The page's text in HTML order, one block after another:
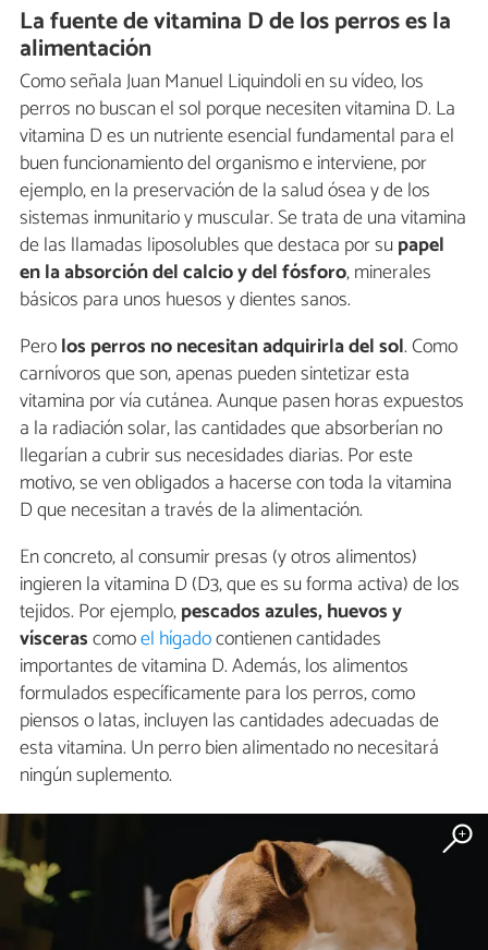
La fuente de vitamina D de los perros es la
alimentación
Como señala Juan Manuel Liquindoli en su vídeo, los
perros no buscan el sol porque necesiten vitamina D. La
vitamina D es un nutriente esencial fundamental para el
buen funcionamiento del organismo e interviene, por
ejemplo, en la preservación de la salud ósea y de los
sistemas inmunitario y muscular. Se trata de una vitamina
de las llamadas liposolubles que destaca por supapel
en la absorción del calcio y del fósforo, minerales
básicos para unos huesos y dientes sanos.
Perolos perros no necesitan adquirirla del sol. Como
carnívoros que son, apenas pueden sintetizar esta
vitamina por vía cutánea. Aunque pasen horas expuestos
a la radiación solar, las cantidades que absorberían no
llegarían a cubrir sus necesidades diarias. Por este
motivo, se ven obligados a hacerse con toda la vitamina
D que necesitan a través de la alimentación.
En concreto, al consumir presas (y otros alimentos)
ingieren la vitamina D (D3, que es su forma activa) de los
tejidos. Por ejemplo,pescados azules, huevos y
víscerascomoel hígadocontienen cantidades
importantes de vitamina D. Además, los alimentos
formulados específicamente para los perros, como
piensos o latas, incluyen las cantidades adecuadas de
esta vitamina. Un perro bien alimentado no necesitará
ningún suplemento.